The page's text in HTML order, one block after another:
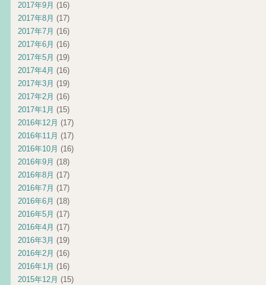
2017年9月 (16)
2017年8月 (17)
2017年7月 (16)
2017年6月 (16)
2017年5月 (19)
2017年4月 (16)
2017年3月 (19)
2017年2月 (16)
2017年1月 (15)
2016年12月 (17)
2016年11月 (17)
2016年10月 (16)
2016年9月 (18)
2016年8月 (17)
2016年7月 (17)
2016年6月 (18)
2016年5月 (17)
2016年4月 (17)
2016年3月 (19)
2016年2月 (16)
2016年1月 (16)
2015年12月 (15)